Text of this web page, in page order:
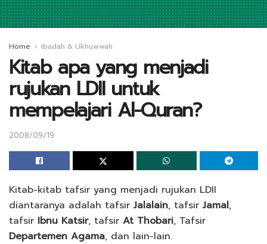
Home Ibadah & Ukhuwwah
Kitab apa yang menjadi
rujukan LDII untuk
mempelajari Al-Quran?
2008/09/19
Kitab-kitab tafsir yang menjadi rujukan LDII
diantaranya adalah tafsir Jalalain, tafsir Jamal,
tafsir Ibnu Katsir, tafsir At Thobari, Tafsir
Departemen Agama, dan lain-lain.